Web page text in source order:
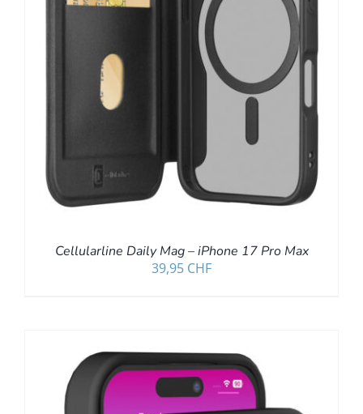
Cellularline Daily Mag – iPhone 17 Pro Max
39,95 CHF